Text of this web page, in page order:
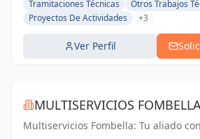
Tramitaciones Técnicas
Otros Trabajos
Proyectos De Actividades
+3
Ver Perfil
MULTISERVICIOS
Multiservicios Fombella: Tu aliado